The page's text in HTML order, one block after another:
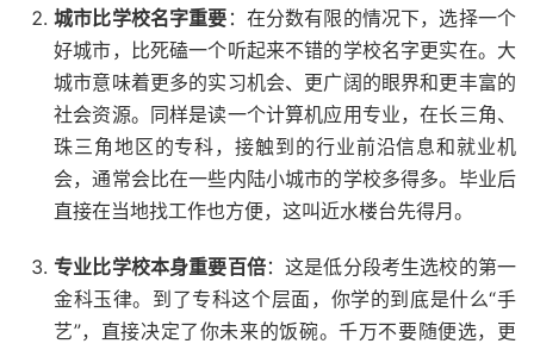
城市比学校名字重要 ：在分数有限的情况下，选择一个
好城市，比死磕一个听起来不错的学校名字更实在。大
城市意味着更多的实习机会、更广阔的眼界和更丰富的
社会资源。同样是读一个计算机应用专业，在长三角、
珠三角地区的专科，接触到的行业前沿信息和就业机
会，通常会比在一些内陆小城市的学校多得多。毕业后
直接在当地找工作也方便，这叫近水楼台先得月。
专业比学校本身重要百倍：这是低分段考生选校的第一
金科玉律。到了专科这个层面，你学的到底是什么“手
艺”，直接决定了你未来的饭碗。千万不要随便选，更